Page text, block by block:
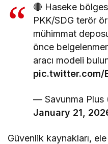
🔴 Haseke
PKK/SDG terör
mühimmat
önce
aracı modeli
pic.twitter.com/
— Savunma Plus
January 21,
Güvenlik kaynakları,